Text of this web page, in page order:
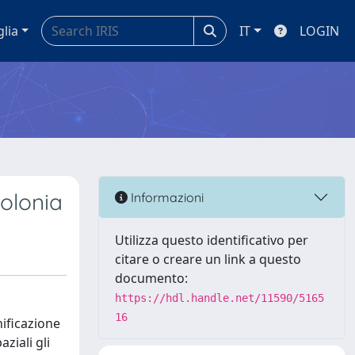
IT LOGIN
gli
Informazioni
Utilizza questo identificativo per
citare o creare un link a questo
documento:
https://hdl.handle.net/11590/5165
16